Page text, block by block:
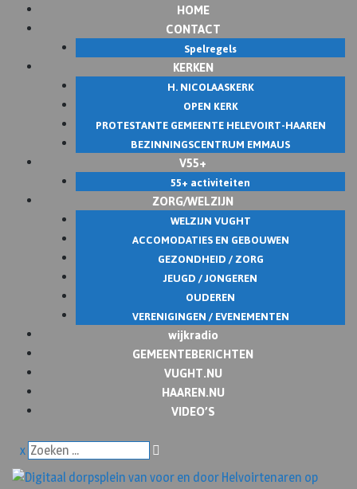
HOME
CONTACT
Spelregels
KERKEN
H. NICOLAASKERK
OPEN KERK
PROTESTANTE GEMEENTE HELEVOIRT-HAAREN
BEZINNINGSCENTRUM EMMAUS
V55+
55+ activiteiten
ZORG/WELZIJN
WELZIJN VUGHT
ACCOMODATIES EN GEBOUWEN
GEZONDHEID / ZORG
JEUGD / JONGEREN
OUDEREN
VERENIGINGEN / EVENEMENTEN
wijkradio
GEMEENTEBERICHTEN
VUGHT.NU
HAAREN.NU
VIDEO’S
x